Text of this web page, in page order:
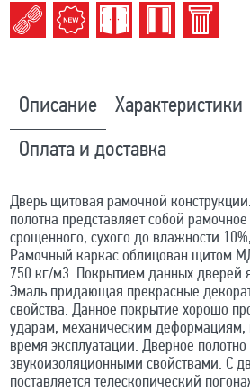
Описание Характеристики
Оплата и доставка
Дверь щитовая рамочной
полотна представляет собой
срощенного, сухого до влажности
Рамочный каркас облицован щитом
750 кг/м3. Покрытием данных дверей
Эмаль придающая прекрасные
свойства. Данное покрытие хорошо
ударам, механическим деформациям,
время эксплуатации. Дверное
звукоизоляционными свойствами. С
поставляется телескопический